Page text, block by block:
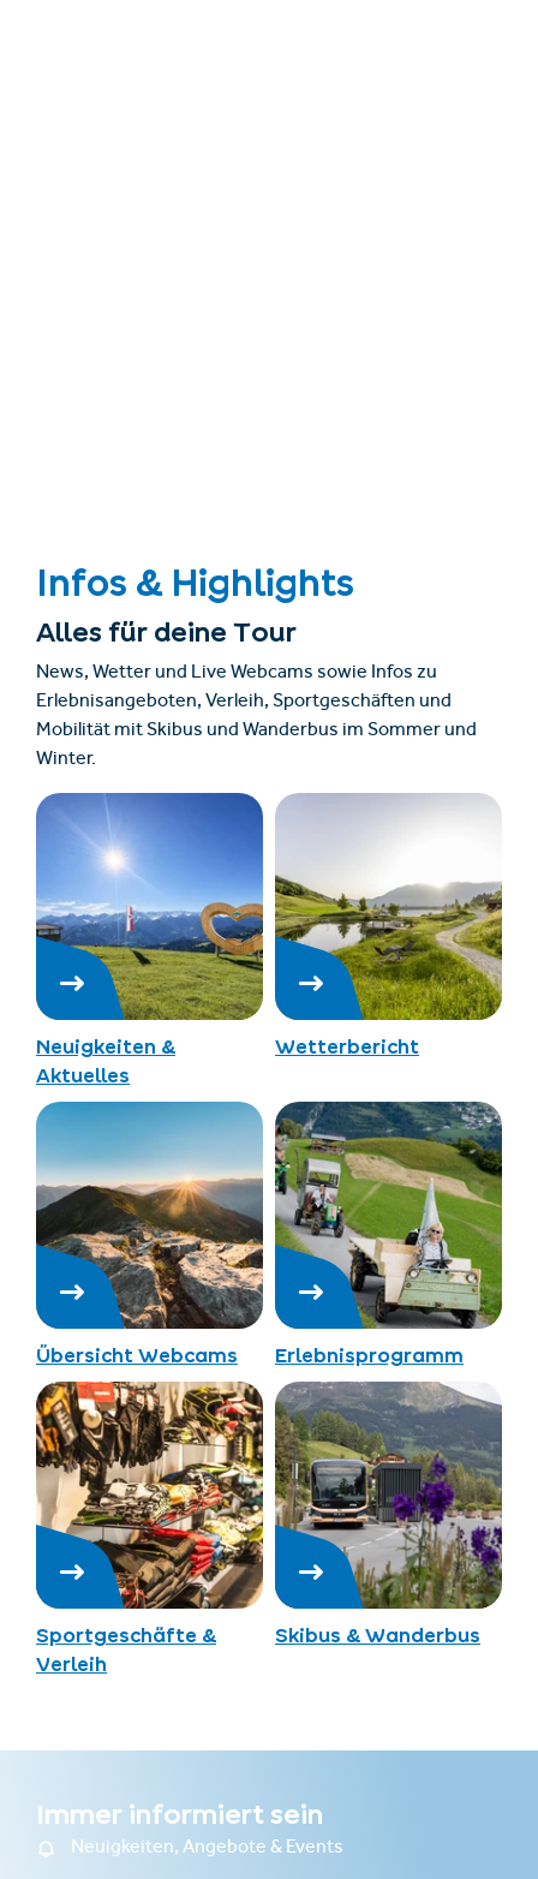
Infos & Highlights
Alles für deine Tour
News, Wetter und Live Webcams sowie Infos zu
Erlebnisangeboten, Verleih, Sportgeschäften und
Mobilität mit Skibus und Wanderbus im Sommer und
Winter.
Neuigkeiten &
Aktuelles
Wetterbericht
Übersicht Webcams Erlebnisprogramm
Sportgeschäfte &
Verleih
Skibus & Wanderbus
Immer informiert sein
Neuigkeiten, Angebote & Events